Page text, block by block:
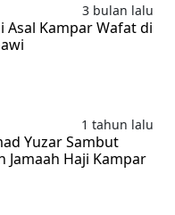
3 bulan lalu
Asal Kampar Wafat di
1 tahun lalu
Yuzar Sambut
Jamaah Haji Kampar